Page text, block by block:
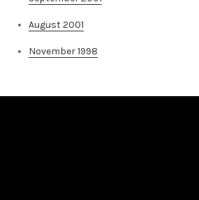
August 2001
November 1998